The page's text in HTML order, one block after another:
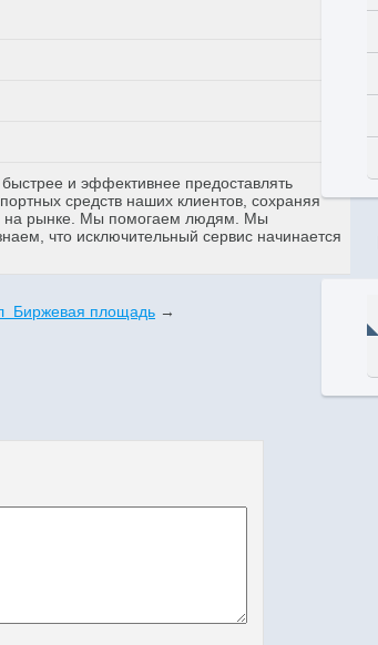
и эффективнее предоставлять
средств наших клиентов, сохраняя
на рынке. Мы помогаем людям. Мы
что исключительный сервис начинается
Биржевая площадь →